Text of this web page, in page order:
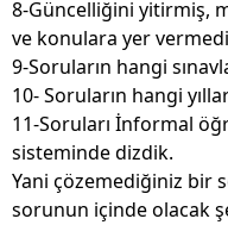
8-Güncelliğini yitirmiş,
ve konulara yer
9-Soruların hangi
10- Soruların hangi
11-Soruları İnformal
sisteminde dizdik.
Yani çözemediğiniz bir
sorunun içinde olacak